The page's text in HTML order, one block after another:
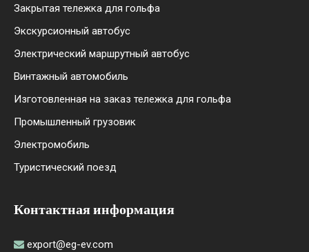
Закрытая тележка для гольфа
Экскурсионный автобус
Электрический маршрутный автобус
Винтажный автомобиль
Изготовленная на заказ тележка для гольфа
Промышленный грузовик
Электромобиль
Туристический поезд
Контактная информация
 export@eg-ev.com